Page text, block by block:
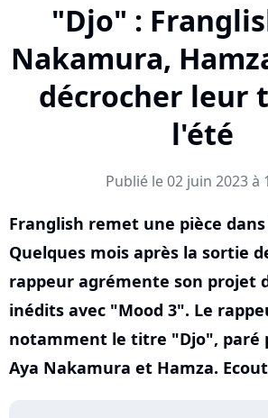
"Djo" :
Nakamura,
décrocher leur
l'été
Publié le 02 juin 2023 à
Franglish remet une pièce
Quelques mois après la sortie
rappeur agrémente son projet
inédits avec "Mood 3". Le
notamment le titre "Djo", paré
Aya Nakamura et Hamza.